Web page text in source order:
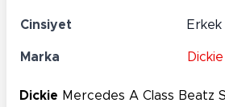
Cinsiyet Erkek
Marka
Dickie Mercedes A Class Beatz